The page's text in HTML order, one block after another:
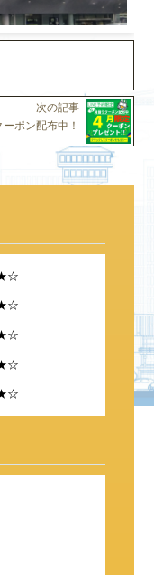
次の記事
ポン配布中！
★☆
★☆
★☆
★☆
★☆